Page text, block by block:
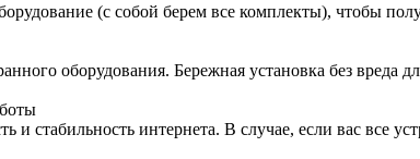
(с собой берем все комплекты), чтобы
оборудования. Бережная установка без вреда
и стабильность интернета. В случае, если вас все